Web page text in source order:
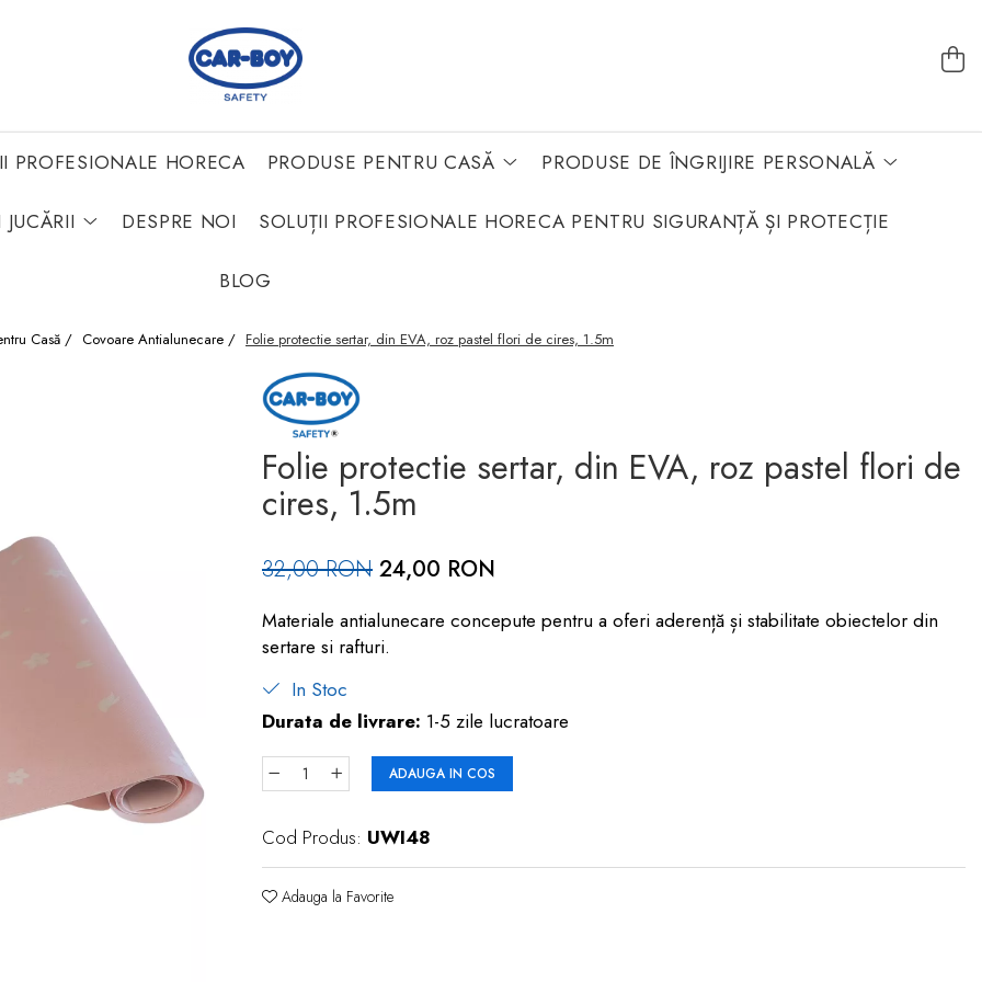
PROFESIONALE HORECA PRODUSE PENTRU CASĂ PRODUSE DE ÎNGRIJIRE PERSONALĂ
JUCĂRII DESPRE NOI SOLUȚII PROFESIONALE HORECA PENTRU SIGURANȚĂ ȘI PROTECȚIE
BLOG
Casă / Covoare Antialunecare / Folie protectie sertar, din EVA, roz pastel flori de cires, 1.5m
Folie protectie sertar, din EVA, roz pastel flori de
cires, 1.5m
32,00 RON 24,00 RON
Materiale antialunecare concepute pentru a oferi aderență și stabilitate obiectelor din
sertare si rafturi.
In Stoc
Durata de livrare: 1-5 zile lucratoare
ADAUGA IN COS
Cod Produs: UWI48
Adauga la Favorite